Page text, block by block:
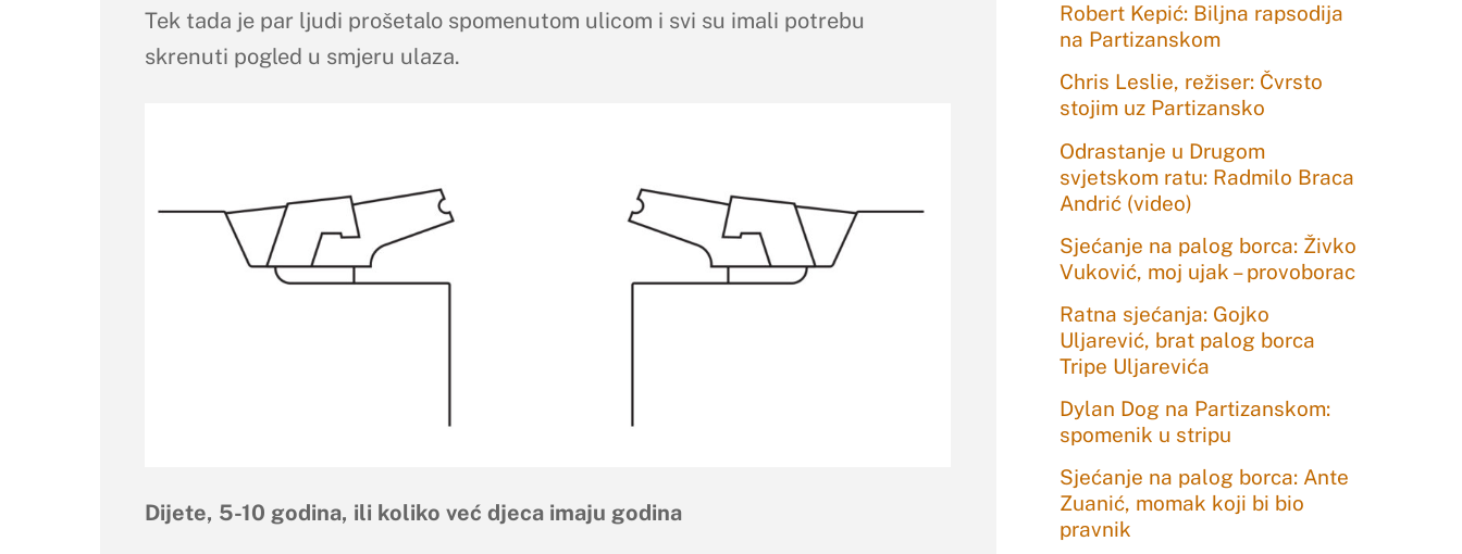
Tek tada je par ljudi prošetalo spomenutom ulicom i svi su imali potrebu
skrenuti pogled u smjeru ulaza.
Dijete, 5-10 godina, ili koliko već djeca imaju godina
Robert Kepić: Biljna rapsodija
na Partizanskom
Chris Leslie, režiser: Čvrsto
stojim uz Partizansko
Odrastanje u Drugom
svjetskom ratu: Radmilo Braca
Andrić (video)
Sjećanje na palog borca: Živko
Vuković, moj ujak – provoborac
Ratna sjećanja: Gojko
Uljarević, brat palog borca
Tripe Uljarevića
Dylan Dog na Partizanskom:
spomenik u stripu
Sjećanje na palog borca: Ante
Zuanić, momak koji bi bio
pravnik